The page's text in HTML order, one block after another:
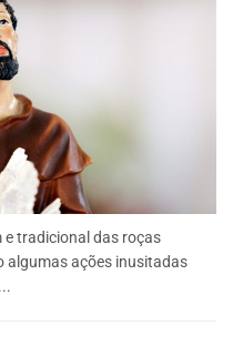
e tradicional das roças
algumas ações inusitadas